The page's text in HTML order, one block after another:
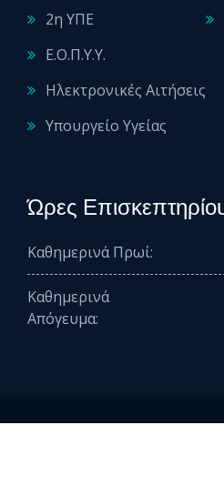
2η ΥΠΕ
Ε.Ο.Π.Υ.Υ.
Ηλεκτρονικές Αιτήσεις
Υπουργείο Υγείας
Ώρες
Καθημερινά Πρωί:
Καθημερινά
Απόγευμα: